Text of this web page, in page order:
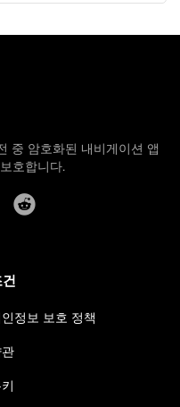
중 암호화된 내비게이션 앱
호합니다.
정보 보호 정책